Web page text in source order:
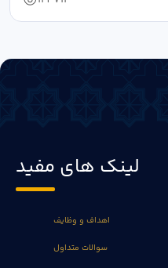
لینک های مفید
اهداف و وظایف
سوالات متداول